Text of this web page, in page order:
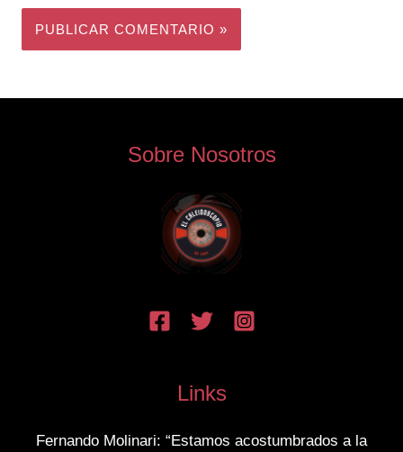
Sobre Nosotros
Links
Fernando Molinari: “Estamos acostumbrados a la